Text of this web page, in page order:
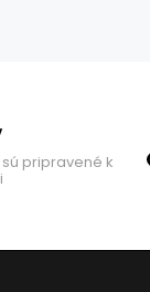
pripravené k